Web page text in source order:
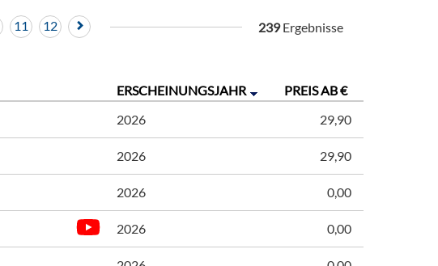
11 12 239Ergebnisse
ERSCHEINUNGSJAHR
PREIS AB €
2026 29,90
2026 29,90
2026 0,00
2026 0,00